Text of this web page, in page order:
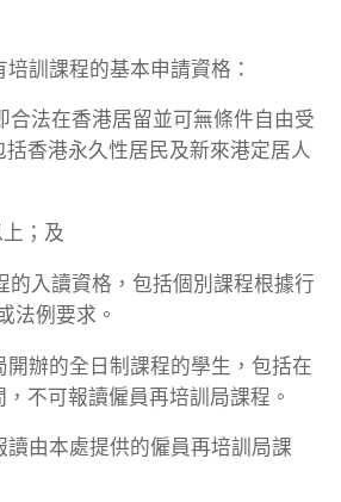
訓課程的基本申請資格：
合法在香港居留並可無條件自由受
香港永久性居民及新來港定居人
；及
的入讀資格，包括個別課程根據行
法例要求。
開辦的全日制課程的學生，包括在
不可報讀僱員再培訓局課程。
讀由本處提供的僱員再培訓局課